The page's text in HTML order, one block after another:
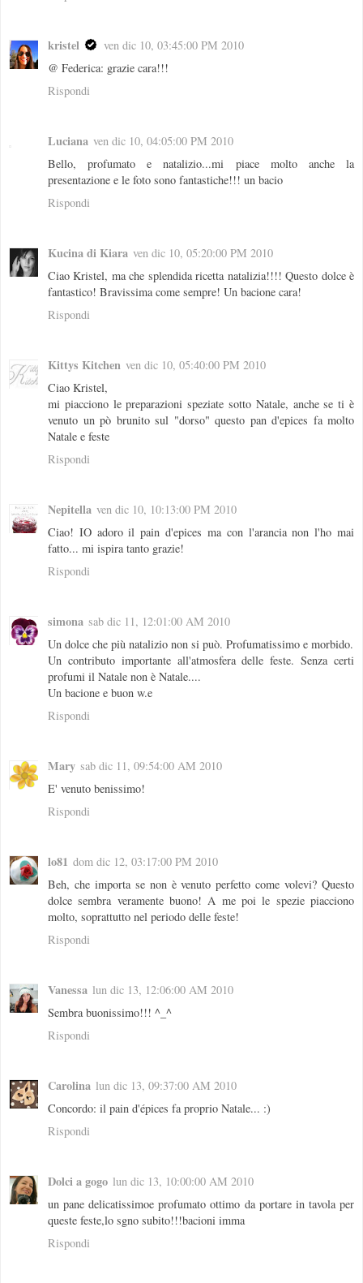
kristel
ven dic 10, 03:45:00 PM 2010
@ Federica: grazie cara!!!
Rispondi
Luciana ven dic 10, 04:05:00 PM 2010
Bello, profumato e natalizio...mi piace molto anche la
presentazione e le foto sono fantastiche!!! un bacio
Rispondi
Kucina di Kiara ven dic 10, 05:20:00 PM 2010
Ciao Kristel, ma che splendida ricetta natalizia!!!! Questo dolce è
fantastico! Bravissima come sempre! Un bacione cara!
Rispondi
Kittys Kitchen ven dic 10, 05:40:00 PM 2010
Ciao Kristel,
mi piacciono le preparazioni speziate sotto Natale, anche se ti è
venuto un pò brunito sul "dorso" questo pan d'epices fa molto
Natale e feste
Rispondi
Nepitella ven dic 10, 10:13:00 PM 2010
Ciao! IO adoro il pain d'epices ma con l'arancia non l'ho mai
fatto... mi ispira tanto grazie!
Rispondi
simona sab dic 11, 12:01:00 AM 2010
Un dolce che più natalizio non si può. Profumatissimo e morbido.
Un contributo importante all'atmosfera delle feste. Senza certi
profumi il Natale non è Natale....
Un bacione e buon w.e
Rispondi
Mary sab dic 11, 09:54:00 AM 2010
E' venuto benissimo!
Rispondi
lo81 dom dic 12, 03:17:00 PM 2010
Beh, che importa se non è venuto perfetto come volevi? Questo
dolce sembra veramente buono! A me poi le spezie piacciono
molto, soprattutto nel periodo delle feste!
Rispondi
Vanessa lun dic 13, 12:06:00 AM 2010
Sembra buonissimo!!! ^_^
Rispondi
Carolina lun dic 13, 09:37:00 AM 2010
Concordo: il pain d'épices fa proprio Natale... :)
Rispondi
Dolci a gogo lun dic 13, 10:00:00 AM 2010
un pane delicatissimoe profumato ottimo da portare in tavola per
queste feste,lo sgno subito!!!bacioni imma
Rispondi